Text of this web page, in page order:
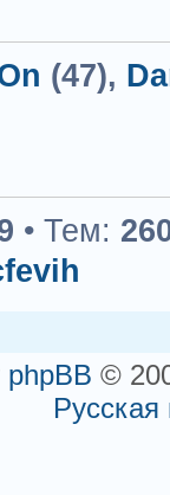
(47),
• Тем:
phpBB ©